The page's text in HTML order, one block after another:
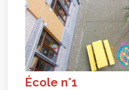
École n°1